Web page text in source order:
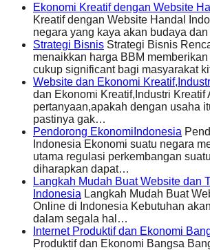
Ekonomi Kreatif dengan Website
Kreatif dengan Website Handal
negara yang kaya akan budaya
Strategi Bisnis Strategi Bisnis
menaikkan harga BBM
cukup significant bagi masyarakat
Website dan Ekonomi
dan Ekonomi Kreatif,Industri Kreatif
pertanyaan,apakah dengan usaha
pastinya gak…
Pendorong EkonomiIndonesia
Indonesia Ekonomi suatu negara
utama regulasi perkembangan
diharapkan dapat…
Langkah Mudah Buat Website dan
Indonesia Langkah Mudah Buat
Online di Indonesia Kebutuhan
dalam segala hal…
Internet Produktif dan Ekonomi
Produktif dan Ekonomi Bangsa